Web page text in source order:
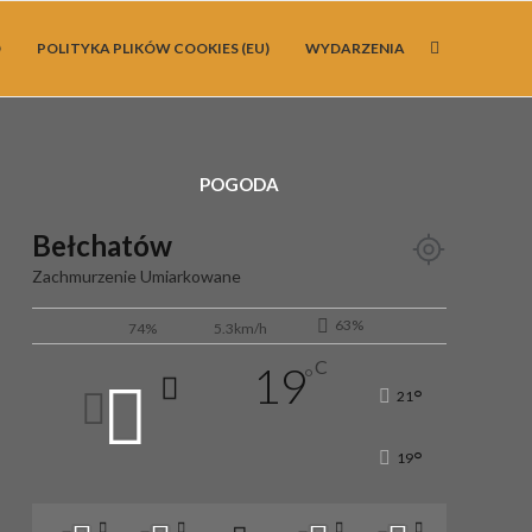
POLITYKA PLIKÓW COOKIES (EU) WYDARZENIA
POGODA
Bełchatów
Zachmurzenie Umiarkowane
74% 5.3km/h 63%
19°C
21°
19°